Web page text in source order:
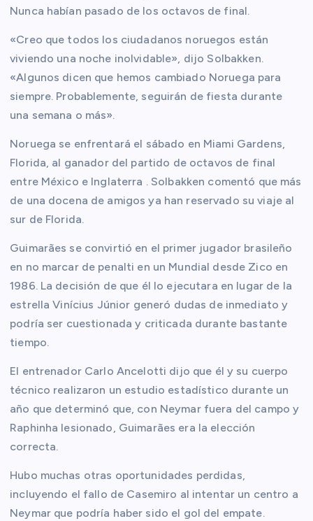
Nunca habían pasado de los octavos de final.
«Creo que todos los ciudadanos noruegos están
viviendo una noche inolvidable», dijo Solbakken.
«Algunos dicen que hemos cambiado Noruega para
siempre. Probablemente, seguirán de fiesta durante
una semana o más».
Noruega se enfrentará el sábado en Miami Gardens,
Florida, al ganador del partido de octavos de final
entre México e Inglaterra . Solbakken comentó que más
de una docena de amigos ya han reservado su viaje al
sur de Florida.
Guimarães se convirtió en el primer jugador brasileño
en no marcar de penalti en un Mundial desde Zico en
1986. La decisión de que él lo ejecutara en lugar de la
estrella Vinícius Júnior generó dudas de inmediato y
podría ser cuestionada y criticada durante bastante
tiempo.
El entrenador Carlo Ancelotti dijo que él y su cuerpo
técnico realizaron un estudio estadístico durante un
año que determinó que, con Neymar fuera del campo y
Raphinha lesionado, Guimarães era la elección
correcta.
Hubo muchas otras oportunidades perdidas,
incluyendo el fallo de Casemiro al intentar un centro a
Neymar que podría haber sido el gol del empate.